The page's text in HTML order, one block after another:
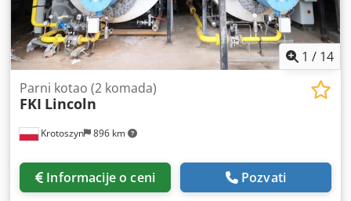
1 / 14
Krotoszyn 896 km
Parni kotao (2 komada)
FKI Lincoln
Informacije o ceni Pozvati